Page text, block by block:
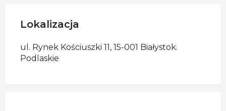
Lokalizacja
ul. Rynek Kościuszki 11, 15-001 Białystok.
Podlaskie